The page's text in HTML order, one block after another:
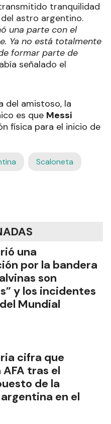
tranquilidad
astro argentino.
una parte con el
Ya no está totalmente
formar parte de
señalado el
del amistoso, la
es que Messi
física para el inicio de
Scaloneta
una
por la bandera
son
y los incidentes
Mundial
cifra que
tras el
de la
en el